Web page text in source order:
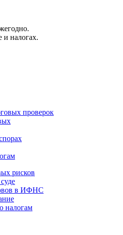
и налогах.
проверок
рисков
в ИФНС
налогам